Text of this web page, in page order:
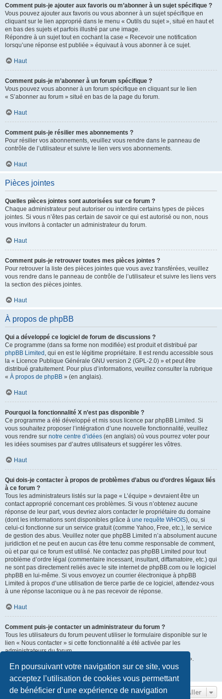
En poursuivant votre navigation sur ce site, vous
acceptez l’utilisation de cookies vous permettant
de bénéficier d’une expérience de navigation
Comment puis-je ajouter aux favoris ou m’abonner à un sujet spécifique ?
Vous pouvez ajouter aux favoris ou vous abonner à un sujet spécifique en
cliquant sur le lien approprié dans le menu « Outils du sujet », situé en haut et
en bas des sujets et parfois illustré par une image.
Répondre à un sujet tout en cochant la case « Recevoir une notification
lorsqu’une réponse est publiée » équivaut à vous abonner à ce sujet.
Haut
Comment puis-je m’abonner à un forum spécifique ?
Vous pouvez vous abonner à un forum spécifique en cliquant sur le lien
« S’abonner au forum » situé en bas de la page du forum.
Haut
Comment puis-je résilier mes abonnements ?
Pour résilier vos abonnements, veuillez vous rendre dans le panneau de
contrôle de l’utilisateur et suivre le lien vers vos abonnements.
Haut
Pièces jointes
Quelles pièces jointes sont autorisées sur ce forum ?
Chaque administrateur peut autoriser ou interdire certains types de pièces
jointes. Si vous n’êtes pas certain de savoir ce qui est autorisé ou non, nous
vous invitons à contacter un administrateur du forum.
Haut
Comment puis-je retrouver toutes mes pièces jointes ?
Pour retrouver la liste des pièces jointes que vous avez transférées, veuillez
vous rendre dans le panneau de contrôle de l’utilisateur et suivre les liens vers
la section des pièces jointes.
Haut
À propos de phpBB
Qui a développé ce logiciel de forum de discussions ?
Ce programme (dans sa forme non modifiée) est produit et distribué par
phpBB Limited , qui en est le légitime propriétaire. Il est rendu accessible sous
la « Licence Publique Générale GNU version 2 (GPL-2.0) » et peut être
distribué gratuitement. Pour plus d’informations, veuillez consulter la rubrique
« À propos de phpBB » (en anglais).
Haut
Pourquoi la fonctionnalité X n’est pas disponible ?
Ce programme a été développé et mis sous licence par phpBB Limited. Si
vous souhaitez proposer l’intégration d’une nouvelle fonctionnalité, veuillez
vous rendre sur notre centre d’idées (en anglais) où vous pourrez voter pour
les idées soumises par d’autres utilisateurs et suggérer les vôtres.
Haut
Qui dois-je contacter à propos de problèmes d’abus ou d’ordres légaux liés
à ce forum ?
Tous les administrateurs listés sur la page « L’équipe » devraient être un
contact approprié concernant ces problèmes. Si vous n’obtenez aucune
réponse de leur part, vous devriez alors contacter le propriétaire du domaine
(dont les informations sont disponibles grâce à une requête WHOIS), ou, si
celui-ci fonctionne sur un service gratuit (comme Yahoo, Free, etc.), le service
de gestion des abus. Veuillez noter que phpBB Limited n’a absolument aucune
juridiction et ne peut en aucun cas être tenu comme responsable de comment,
où et par qui ce forum est utilisé. Ne contactez pas phpBB Limited pour tout
problème d’ordre légal (commentaire incessant, insultant, diffamatoire, etc.) qui
ne sont pas directement reliés avec le site internet de phpBB.com ou le logiciel
phpBB en lui-même. Si vous envoyez un courrier électronique à phpBB
Limited à propos d’une utilisation de tierce partie de ce logiciel, attendez-vous
à une réponse laconique ou à ne pas recevoir de réponse.
Haut
Comment puis-je contacter un administrateur du forum ?
Tous les utilisateurs du forum peuvent utiliser le formulaire disponible sur le
lien « Nous contacter » si cette fonctionnalité a été activée par les
administrateurs du forum.
Les membres du forum peuvent également utiliser le lien « L’équipe ».
Aller